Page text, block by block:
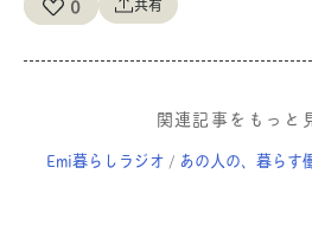
関連記事をもっと
Emi暮らしラジオ / あの人の、暮らす